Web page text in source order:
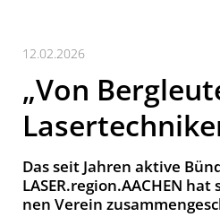
12.02.2026
„Von
Das seit Jah­ren ak­ti­ve
LASER.region.AACHEN
nen Ver­ein